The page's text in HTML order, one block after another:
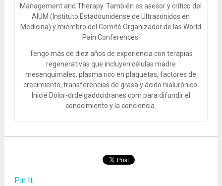
Management and Therapy. También es asesor y crítico del
AIUM (Instituto Estadounidense de Ultrasonidos en
Medicina) y miembro del Comité Organizador de las World
Pain Conferences.
Tengo más de diez años de experiencia con terapias
regenerativas que incluyen células madre
mesenquimales, plasma rico en plaquetas, factores de
crecimiento, transferencias de grasa y ácido hialurónico.
Inicié Dolor-drdelgadocidranes.com para difundir el
conocimiento y la conciencia.
Pin It